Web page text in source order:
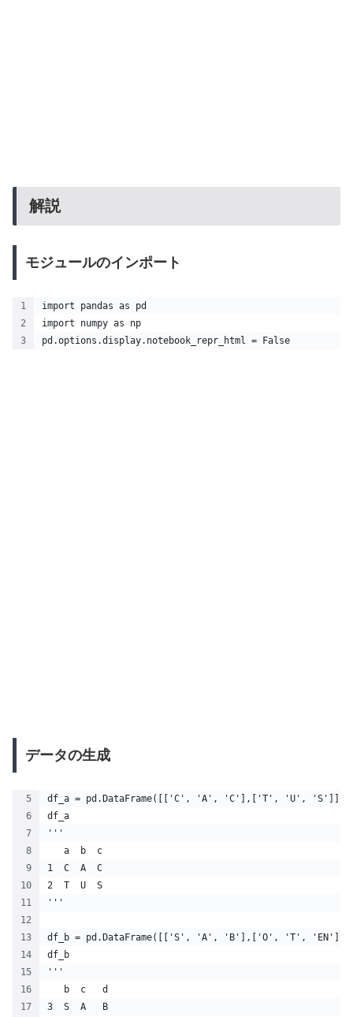
解説
モジュールのインポート
import pandas as pd
import numpy as np
pd.options.display.notebook_repr_html = False
データの生成
df_a = pd.DataFrame([['C', 'A', 'C'],['T', 'U',
df_a
'''
   a  b  c
1  C  A  C
2  T  U  S
'''
df_b = pd.DataFrame([['S', 'A', 'B'],['O', 'T',
df_b
'''
   b  c   d
3  S  A   B